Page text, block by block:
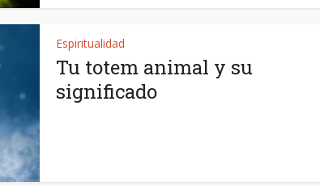
Espiritualidad
Tu totem animal y su
significado